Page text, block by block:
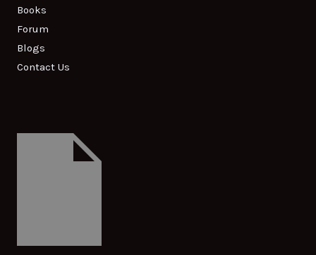
Books
Forum
Blogs
Contact Us